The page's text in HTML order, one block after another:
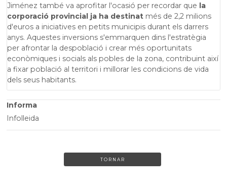
Jiménez també va aprofitar l'ocasió per recordar que la
corporació provincial ja ha destinat més de 2,2 milions
d'euros a iniciatives en petits municipis durant els darrers
anys. Aquestes inversions s'emmarquen dins l'estratègia
per afrontar la despoblació i crear més oportunitats
econòmiques i socials als pobles de la zona, contribuint així
a fixar població al territori i millorar les condicions de vida
dels seus habitants.
Informa
Infolleida
TORNAR